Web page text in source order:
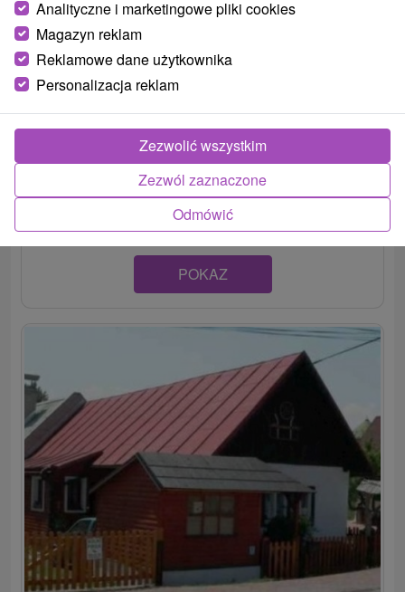
Villa Rustica Bešeňová
Pobyt v centre rekreačnej obce, len 3 minúty chôdze od
aquaparku Bešeňová. Hosťom sú celoročne k...
POKAZ
Analityczne i marketingowe pliki cookies
Magazyn reklam
Reklamowe dane użytkownika
Personalizacja reklam
Odmówić
Zezwól zaznaczone
Zezwolić wszystkim